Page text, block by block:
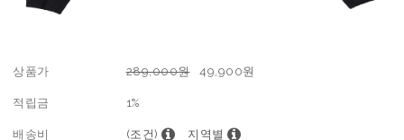
상품가 289,000원 49,900원
적립금 1%
배송비 (조건) 지역별